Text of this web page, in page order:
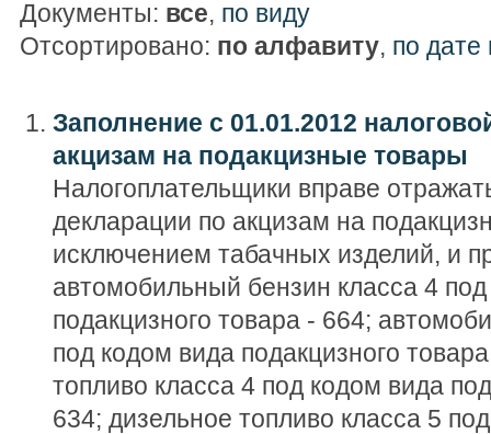
Документы: все, по виду
Отсортировано: по алфавиту, по дате
Заполнение с 01.01.2012
акцизам на подакцизные товары
Налогоплательщики вправе
декларации по акцизам на
исключением табачных изделий, и
автомобильный бензин класса 4
подакцизного товара - 664;
под кодом вида подакцизного
топливо класса 4 под кодом вида
634; дизельное топливо класса 5